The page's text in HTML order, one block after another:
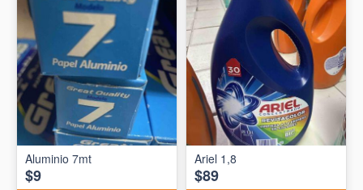
Aluminio 7mt
$9
Ariel 1,8
$89